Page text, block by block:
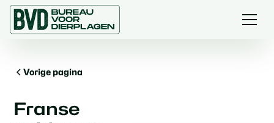
Vorige pagina
Franse